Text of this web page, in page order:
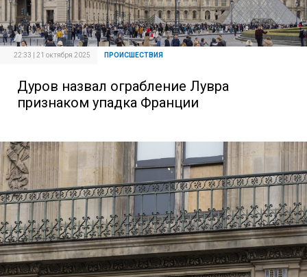
22:33 | 21 октября 2025 ПРОИСШЕСТВИЯ
Дуров назвал ограбление Лувра
признаком упадка Франции